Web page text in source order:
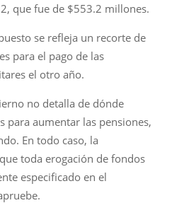
que fue de $553.2 millones.
se refleja un recorte de
para el pago de las
el otro año.
no detalla de dónde
para aumentar las pensiones,
En todo caso, la
toda erogación de fondos
especificado en el